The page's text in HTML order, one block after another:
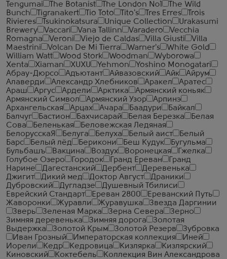
Tengumai
The Botanist The London №1
The Wild
Bunch
Tigranakert Tio Toto Tito's Tres Erres
Trois
Rivieres
Tsukinokatsura Unique Collection
Urakasumi
Brewery
Vaccari Vana Tallinn Varadero
Vecchia
Romagna
Veroni Viejo de Caldas Villa Giusti
Villa
Maestrini
Volcan De Mi Tierra Warner's
White Gold
William Watt
Wood Stork Woodman
Wyborowa
Xenta
Xiaman XUXU Yehmon
Yoshino Monogatari
Абрау-Дюрсо
Адъютант Айвазовский Айк
Айрум
Алаверди
Александр Хлебников Аракел
Аратес
Араш
Аргус Ардели Арктика
Армянский коньяк
Армянский Символ
Армянский Узор
Арпинэ
Архангельская
Арцах Ачара Баадури
Байкал
Балчуг
Бастион Бахчисарай Белая Березка
Белая
Сова
Беленькая
Беловежская Ледяная
БелорусскаЯ
Белуга Белуха Белый аист
Белый
Барс
Белый лёд Берикони Беш Кудук
Бугульма
Бульбашъ
Вакцина Воздух Воронецкая
Гжелка
Голубое Озеро
Городок Гранд Ереван
Гранд
Нарине
Дагестанский Дербент
Деревенька
Джигит
Дикий мед Доктор Август
Драники
Дубровский
Дугладзе
Душевный Тбилиси
Еврейский Стандарт
Ереван 2800
Ереванский Путь
Жаворонки
Журавли Журавушка
Звезда Даргинии
Зверь
Зеленая Марка Зерна Севера
Зерно
Зимняя деревенька
Зимняя дорога
Золотая
Выдержка
Золотой Крым Золотой Резерв
Зубровка
Иван Грозный
Императорская коллекция
Иней
Иорели
Кедр Кедровица Кизлярка
Кизлярский
Киновский
Коктебель Коллекция Вин Александрова